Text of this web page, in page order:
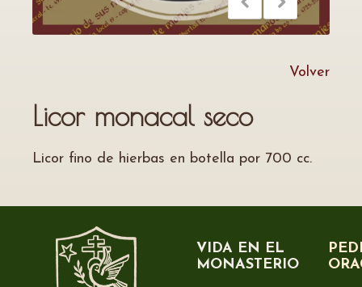
Volver
Licor monacal seco
Licor fino de hierbas en botella por 700 cc.
VIDA EN EL
MONASTERIO